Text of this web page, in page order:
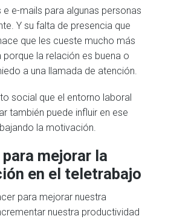
e e-mails para algunas personas
Y su falta de presencia que
que les cueste mucho más
porque la relación es buena o
a una llamada de atención.
social que el entorno laboral
también puede influir en ese
la motivación.
mejorar la
en el teletrabajo
para mejorar nuestra
nuestra productividad